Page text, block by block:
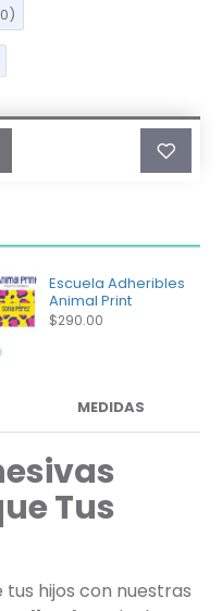
Escuela Adheribles
Animal Print
$290.00
MEDIDAS
Tus
hijos con nuestras